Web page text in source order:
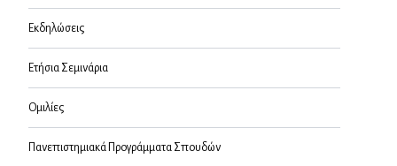
Εκδηλώσεις
Ετήσια Σεμινάρια
Ομιλίες
Πανεπιστημιακά Προγράμματα Σπουδών